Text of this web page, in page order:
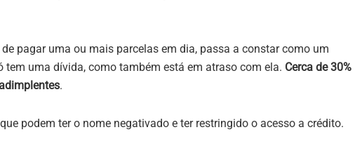
pagar uma ou mais parcelas em dia, passa a constar como um
tem uma dívida, como também está em atraso com ela. Cerca de 30%
.
podem ter o nome negativado e ter restringido o acesso a crédito.